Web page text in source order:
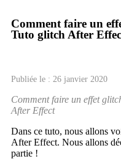
Comment faire un
Tuto glitch After
Publiée le : 26 janvier 2020
Comment faire un effet
After Effect
Dans ce tuto, nous allons
After Effect. Nous allons
partie !